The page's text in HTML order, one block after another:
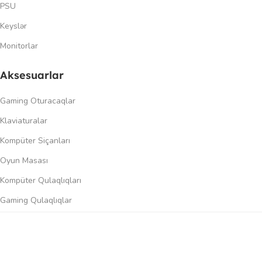
PSU
Keyslər
Monitorlar
Aksesuarlar
Gaming Oturacaqlar
Klaviaturalar
Kompüter Siçanları
Oyun Masası
Kompüter Qulaqlıqları
Gaming Qulaqlıqlar